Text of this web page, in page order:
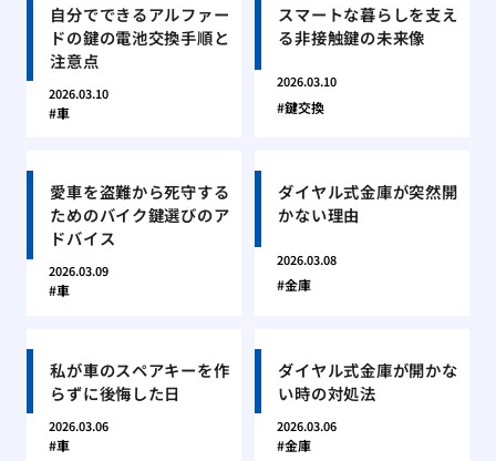
自分でできるアルファー
ドの鍵の電池交換手順と
注意点
2026.03.10
車
スマートな暮らしを支え
る非接触鍵の未来像
2026.03.10
鍵交換
愛車を盗難から死守する
ためのバイク鍵選びのア
ドバイス
2026.03.09
車
ダイヤル式金庫が突然開
かない理由
2026.03.08
金庫
私が車のスペアキーを作
らずに後悔した日
2026.03.06
車
ダイヤル式金庫が開かな
い時の対処法
2026.03.06
金庫